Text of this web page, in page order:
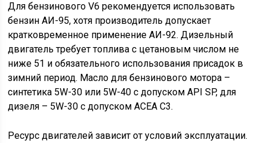
Для бензинового V6 рекомендуется использовать
бензин АИ-95, хотя производитель допускает
кратковременное применение АИ-92. Дизельный
двигатель требует топлива с цетановым числом не
ниже 51 и обязательного использования присадок в
зимний период. Масло для бензинового мотора –
синтетика 5W-30 или 5W-40 с допуском API SP, для
дизеля – 5W-30 с допуском ACEA C3.
Ресурс двигателей зависит от условий эксплуатации.